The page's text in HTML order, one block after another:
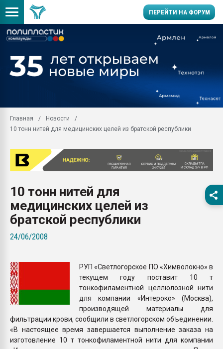
ПЕРЕЙТИ НА ФОРУМ
производство SPC
заводу пластмасс"
Подмосковье, Москва
28.07.2026
28.07.2026
ПЕРЕЙТИ НА
Главная
Новости
10 тонн нитей для медицинских целей из братской республики
10 тонн нитей для
медицинских целей из
братской республики
24/06/2008
РУП «Светлогорское ПО «Химволокно» в
текущем году поставит 10 т
тонкофиламентной целлюлозной нити
для компании «Интероко» (Москва),
производящей материалы для
фильтрации крови, сообщили в светлогорском объединении.
«В настоящее время завершается выполнение заказа на
изготовление 10 т тонкофиламентной нити для компании